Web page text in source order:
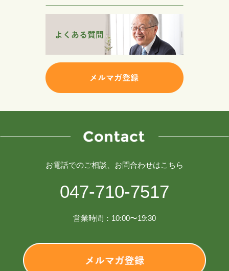
お電話でのご相談、お問合わせはこちら
047-710-7517
営業時間：10:00〜19:30